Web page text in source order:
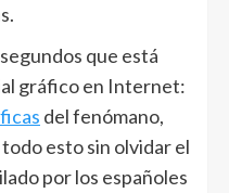
que está
gráfico en Internet:
del fenómano,
esto sin olvidar el
por los españoles